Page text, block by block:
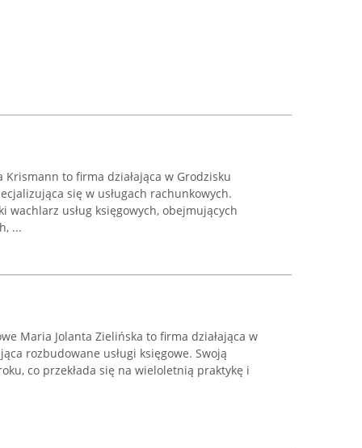
Krismann to firma działająca w Grodzisku
się w usługach rachunkowych.
wachlarz usług księgowych, obejmujących
...
Maria Jolanta Zielińska to firma działająca w
rozbudowane usługi księgowe. Swoją
co przekłada się na wieloletnią praktykę i